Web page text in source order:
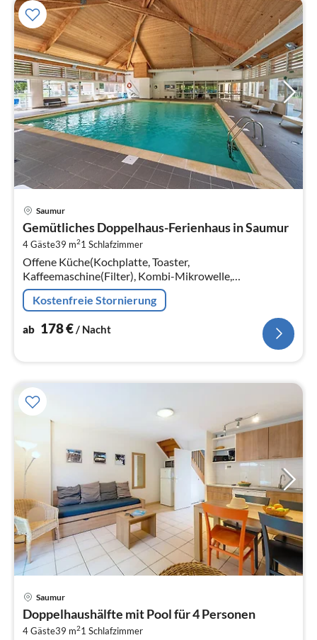
Saumur
Gemütliches Doppelhaus-Ferienhaus in Saumur
4 Gäste39 m21 Schlafzimmer
Offene Küche(Kochplatte, Toaster,
Kaffeemaschine(Filter), Kombi-Mikrowelle,
Spülmaschine, Kühl-/Gefrierkombination,
Waschbecken, ), Wohn/Esszimmer(Doppelschlafcouch,
Kostenfreie Stornierung
ab 178€/ Nacht
Saumur
Doppelhaushälfte mit Pool für 4 Personen
4 Gäste39 m21 Schlafzimmer